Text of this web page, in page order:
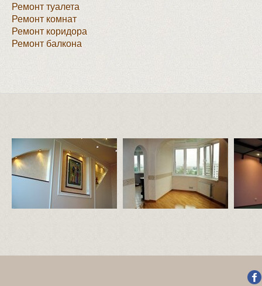
Ремонт туалета
Ремонт комнат
Ремонт коридора
Ремонт балкона